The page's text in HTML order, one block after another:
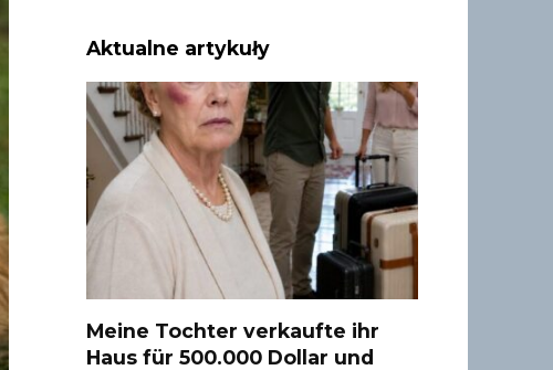
Aktualne artykuły
Meine Tochter verkaufte ihr
Haus für 500.000 Dollar und